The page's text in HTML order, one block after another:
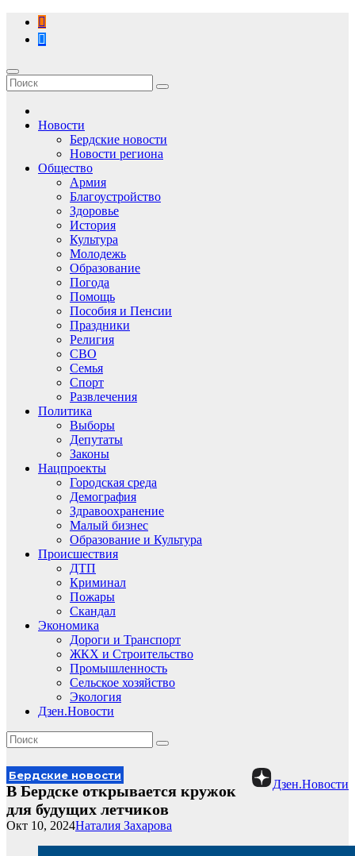
Перейти
содержимому
Новости
Бердские новости
Новости региона
Общество
Армия
Благоустройство
Здоровье
История
Культура
Молодежь
Образование
Погода
Помощь
Пособия и Пенсии
Праздники
Религия
СВО
Семья
Спорт
Развлечения
Политика
Выборы
Депутаты
Законы
Нацпроекты
Городская среда
Демография
Здравоохранение
Малый бизнес
Образование и Культура
Происшествия
ДТП
Криминал
Пожары
Скандал
Экономика
Дороги и Транспорт
ЖКХ и Строительство
Промышленность
Сельское хозяйство
Экология
Дзен.Новости
Дзен.Новости
Бердские новости
В Бердске открывается кружок
для будущих летчиков
Наталия Захарова
Окт 10, 2024